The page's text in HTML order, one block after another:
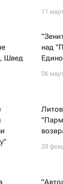
11
Швед
над
06
28